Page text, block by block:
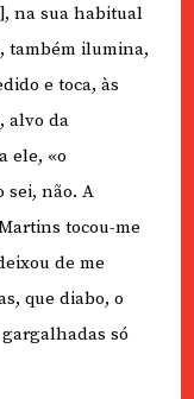
na sua habitual
também ilumina,
e toca, às
alvo da
ele, «o
sei, não. A
tocou-me
de me
que diabo, o
só